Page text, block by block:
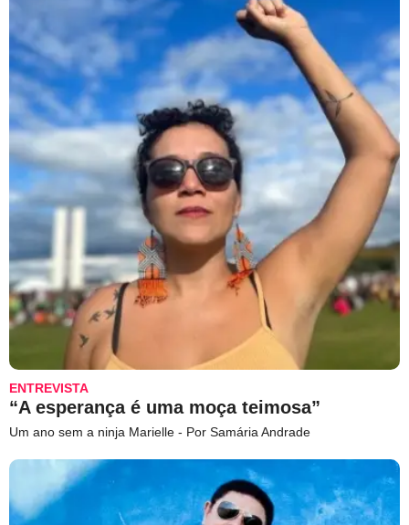
ENTREVISTA
“A esperança é uma moça teimosa”
Um ano sem a ninja Marielle - Por Samária Andrade